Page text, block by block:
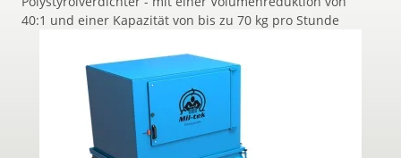
40:1 und einer Kapazität von bis zu 70 kg pro Stunde